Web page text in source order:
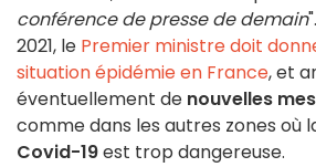
conférence de presse de demain
2021, le Premier ministre doit
situation épidémie en France, et
éventuellement de nouvelles
comme dans les autres zones où
Covid-19est trop dangereuse.